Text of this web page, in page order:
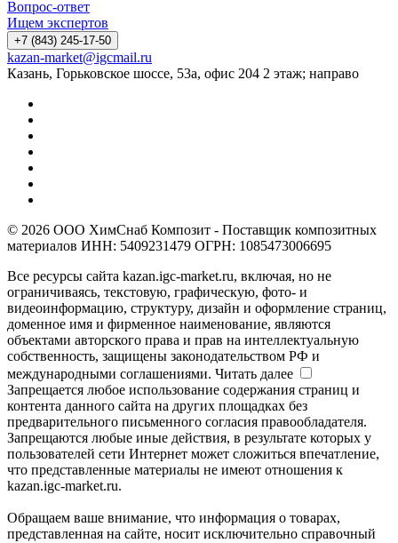
Вопрос-ответ
Ищем экспертов
+7 (843) 245-17-50
kazan-market@igcmail.ru
Казань, ​Горьковское шоссе, 53а, офис 204 2 этаж; направо
© 2026 ООО ХимСнаб Композит - Поставщик композитных
материалов ИНН: 5409231479 ОГРН: 1085473006695
Все ресурсы сайта kazan.igc-market.ru, включая, но не
ограничиваясь, текстовую, графическую, фото- и
видеоинформацию, структуру, дизайн и оформление страниц,
доменное имя и фирменное наименование, являются
объектами авторского права и прав на интеллектуальную
собственность, защищены законодательством РФ и
международными соглашениями. Читать далее
Запрещается любое использование содержания страниц и
контента данного сайта на других площадках без
предварительного письменного согласия правообладателя.
Запрещаются любые иные действия, в результате которых у
пользователей сети Интернет может сложиться впечатление,
что представленные материалы не имеют отношения к
kazan.igc-market.ru.
Обращаем ваше внимание, что информация о товарах,
представленная на сайте, носит исключительно справочный